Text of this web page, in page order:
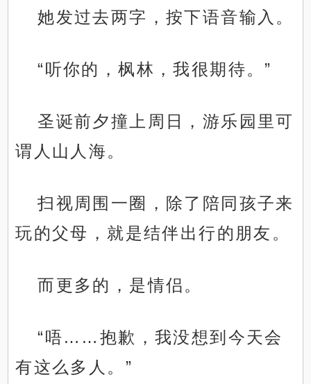
她发过去两字，按下语音输入。
“听你的，枫林，我很期待。”
圣诞前夕撞上周日，游乐园里可
谓人山人海。
扫视周围一圈，除了陪同孩子来
玩的父母，就是结伴出行的朋友。
而更多的，是情侣。
“唔……抱歉，我没想到今天会
有这么多人。”